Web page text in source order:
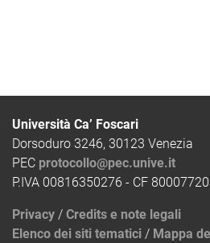
Università Ca’ Foscari
Dorsoduro 3246, 30123 Venezia
PEC protocollo@pec.unive.it
P.IVA 00816350276 - CF
Privacy / Credits e note legali
Elenco dei siti tematici / Mappa